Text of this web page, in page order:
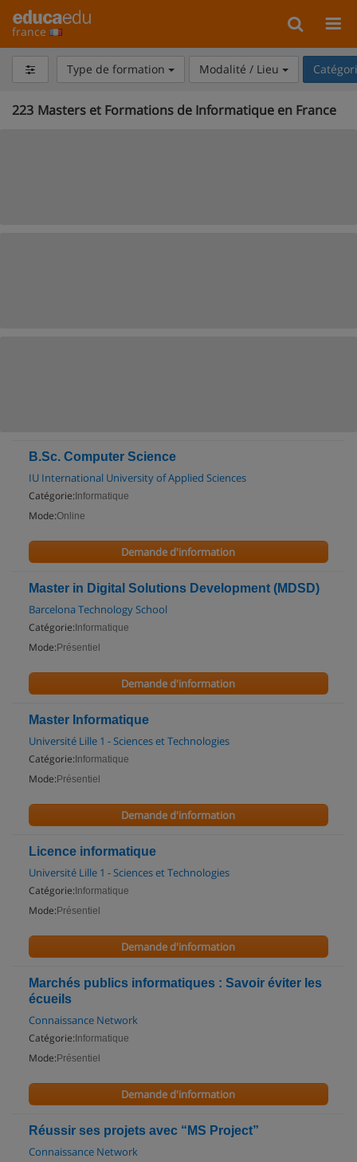
france
Type de formation Modalité / Lieu
223 Masters et Formations de Informatique en France
B.Sc. Computer Science
IU International University of Applied Sciences
Catégorie: Informatique
Mode:Online
Demande d'information
Master in Digital Solutions Development (MDSD)
Barcelona Technology School
Catégorie: Informatique
Mode: Présentiel
Demande d'information
Master Informatique
Université Lille 1 - Sciences et Technologies
Catégorie: Informatique
Mode: Présentiel
Demande d'information
Licence informatique
Université Lille 1 - Sciences et Technologies
Catégorie: Informatique
Mode: Présentiel
Demande d'information
Marchés publics informatiques : Savoir éviter les
écueils
Connaissance Network
Catégorie: Informatique
Mode: Présentiel
Demande d'information
Réussir ses projets avec “MS Project”
Connaissance Network